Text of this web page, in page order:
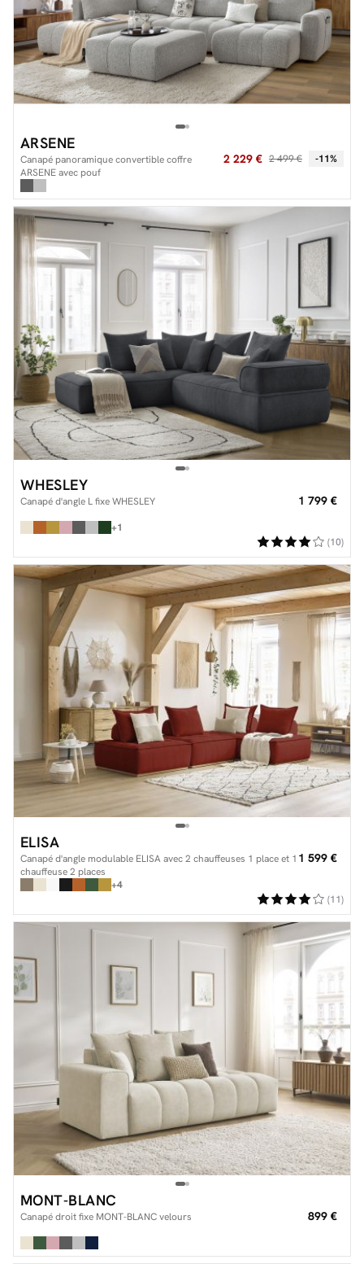
ARSENE
Canapé panoramique convertible coffre
ARSENE avec pouf
2 229 € 2 499 € -11%
WHESLEY
Canapé d'angle L fixe WHESLEY 1 799 €
+1
(10)
ELISA
Canapé d'angle modulable ELISA avec 2 chauffeuses 1 place et 1
chauffeuse 2 places
1 599 €
+4
(11)
MONT-BLANC
Canapé droit fixe MONT-BLANC velours 899 €